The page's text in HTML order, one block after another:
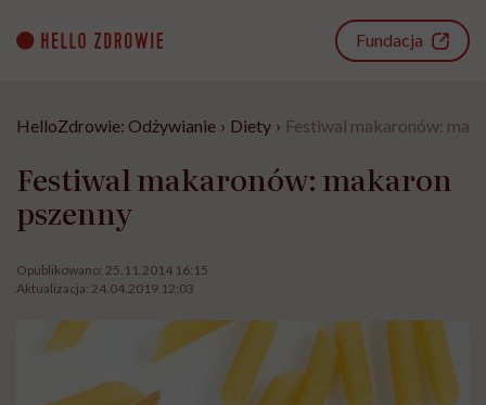
content
Fundacja
HelloZdrowie: Odżywianie › Diety › Festiwal makaronów:
Festiwal makaronów: makaron
pszenny
Opublikowano: 25.11.2014 16:15
Aktualizacja: 24.04.2019 12:03